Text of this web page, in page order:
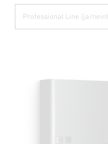
Professional Line (ja/nein)